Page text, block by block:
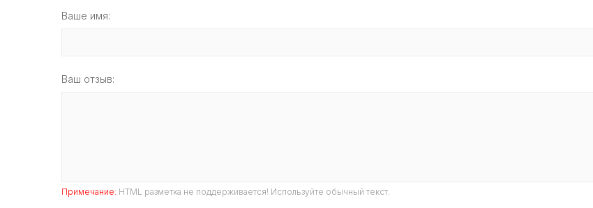
Ваше имя:
Ваш отзыв:
Примечание: HTML разметка не поддерживается! Используйте обычный текст.